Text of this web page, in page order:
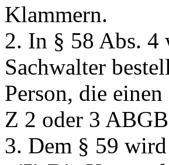
Klammern.
2. In § 58 Abs.
Sachwalter
Person, die
Z 2 oder 3
3. Dem § 59